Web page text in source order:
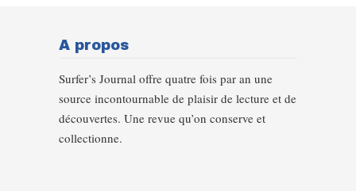
A propos
Surfer’s Journal offre quatre fois par an une
source incontournable de plaisir de lecture et de
découvertes. Une revue qu’on conserve et
collectionne.